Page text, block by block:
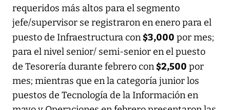
requeridos más altos para el segmento
jefe/supervisor se registraron en enero para el
puesto de Infraestructura con $3,000 por mes;
para el nivel senior/ semi-senior en el puesto
de Tesorería durante febrero con $2,500 por
mes; mientras que en la categoría junior los
puestos de Tecnología de la Información en